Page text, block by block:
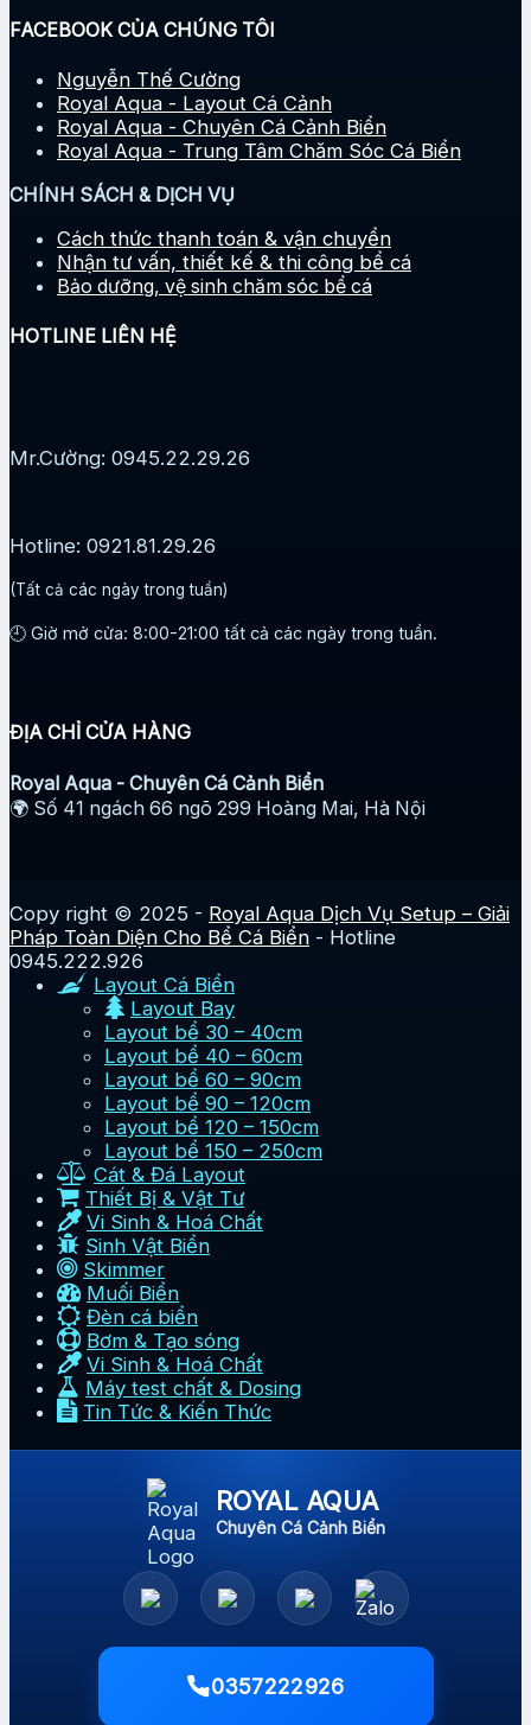
FACEBOOK CỦA CHÚNG TÔI
Nguyễn Thế Cường
Royal Aqua - Layout Cá Cảnh
Royal Aqua - Chuyên Cá Cảnh Biển
Royal Aqua - Trung Tâm Chăm Sóc Cá Biển
CHÍNH SÁCH & DỊCH VỤ
Cách thức thanh toán & vận chuyển
Nhận tư vấn, thiết kế & thi công bể cá
Bảo dưỡng, vệ sinh chăm sóc bể cá
HOTLINE LIÊN HỆ
Mr.Cường: 0945.22.29.26
Hotline: 0921.81.29.26
(Tất cả các ngày trong tuần)
🕘 Giờ mở cửa: 8:00-21:00 tất cả các ngày trong tuần.
ĐỊA CHỈ CỬA HÀNG
Royal Aqua - Chuyên Cá Cảnh Biển
🌍 Số 41 ngách 66 ngõ 299 Hoàng Mai, Hà Nội
Copy right © 2025 - Royal Aqua Dịch Vụ Setup – Giải
Pháp Toàn Diện Cho Bể Cá Biển - Hotline
0945.222.926
Layout Cá Biển
Layout Bay
Layout bể 30 – 40cm
Layout bể 40 – 60cm
Layout bể 60 – 90cm
Layout bể 90 – 120cm
Layout bể 120 – 150cm
Layout bể 150 – 250cm
Cát & Đá Layout
Thiết Bị & Vật Tư
Vi Sinh & Hoá Chất
Sinh Vật Biển
Skimmer
Muối Biển
Đèn cá biển
Bơm & Tạo sóng
Vi Sinh & Hoá Chất
Máy test chất & Dosing
Tin Tức & Kiến Thức
ROYAL AQUA
Chuyên Cá Cảnh Biển
0357222926